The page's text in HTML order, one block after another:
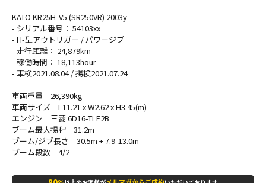
KATO KR25H-V5 (SR250VR) 2003y
- シリアル番号： 54103xx
- H-型アウトリガー / パワージブ
- 走行距離： 24,879km
- 稼働時間： 18,113hour
- 車検2021.08.04 / 揚検2021.07.24
車両重量 26,390kg
車両サイズ L11.21 x W2.62 x H3.45(m)
エンジン 三菱 6D16-TLE2B
ブーム最大揚程 31.2m
ブーム/ジブ長さ 30.5m + 7.9-13.0m
ブーム段数 4/2